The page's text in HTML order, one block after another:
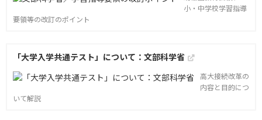
小・中学校学習指導
要領等の改訂のポイント
「大学入学共通テスト」について：文部科学省
高大接続改革の
内容と目的につ
いて解説